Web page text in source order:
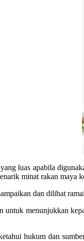
luas apabila
minat rakan maya
dan dilihat
untuk menunjukkan
hukum dan